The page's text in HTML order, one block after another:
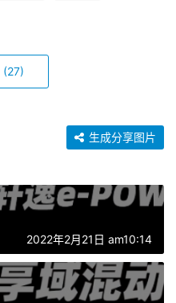
(27)
生成分享图片
2022年2月21日 am10:14